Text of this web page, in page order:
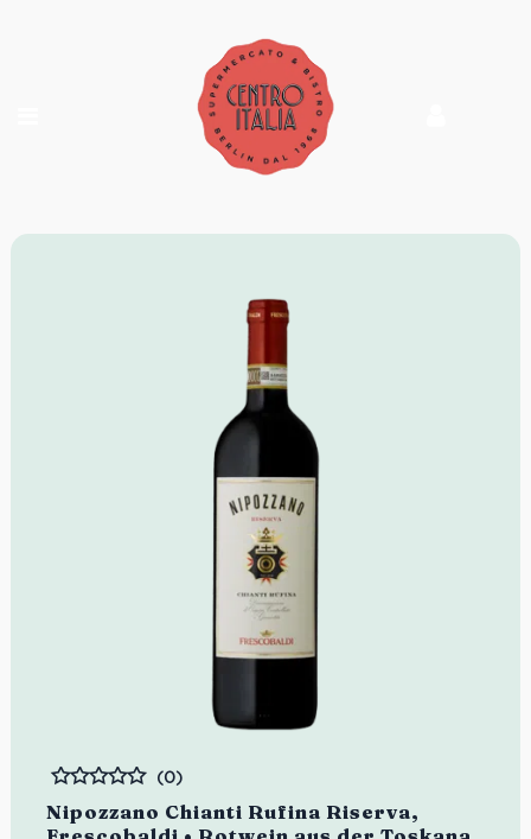
Nipozzano Chianti Rufina Riserva,
Bewertet
(0)